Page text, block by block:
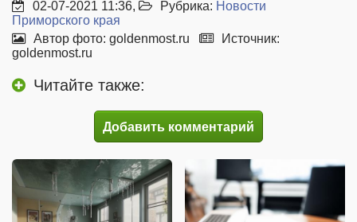
02-07-2021 11:36, Рубрика: Новости
Приморского края
Автор фото: goldenmost.ru
Источник:
goldenmost.ru
Читайте также:
Добавить комментарий